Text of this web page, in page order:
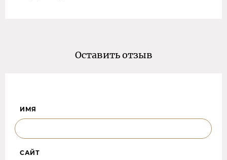
Оставить отзыв
ИМЯ
САЙТ